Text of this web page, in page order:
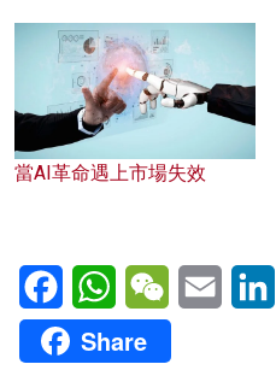
當AI革命遇上市場失效
FacebookWhatsAppWeChatEmail
Share